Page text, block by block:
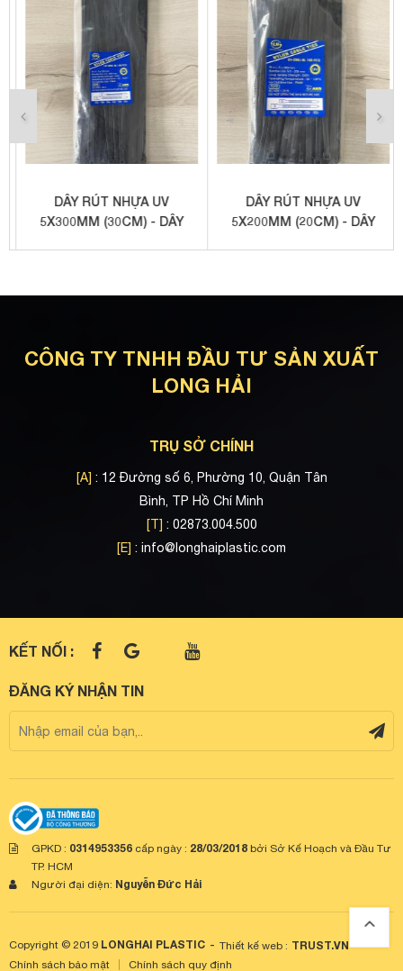
DÂY RÚT NHỰA UV
5X300MM (30CM) - DÂY
DÂY RÚT NHỰA UV
5X200MM (20CM) - DÂY
CÔNG TY TNHH ĐẦU TƯ SẢN XUẤT
LONG HẢI
TRỤ SỞ CHÍNH
[A] : 12 Đường số 6, Phường 10, Quận Tân
Bình, TP Hồ Chí Minh
[T] : 02873.004.500
[E] : info@longhaiplastic.com
KẾT NỐI :
ĐĂNG KÝ NHẬN TIN
GPKD : 0314953356 cấp ngày : 28/03/2018 bởi Sở Kế Hoạch và Đầu Tư
TP. HCM
Người đại diện: Nguyễn Đức Hải
Copyright © 2019 LONGHAI PLASTIC - Thiết kế web : TRUST.VN
Chính sách bảo mật Chính sách quy định